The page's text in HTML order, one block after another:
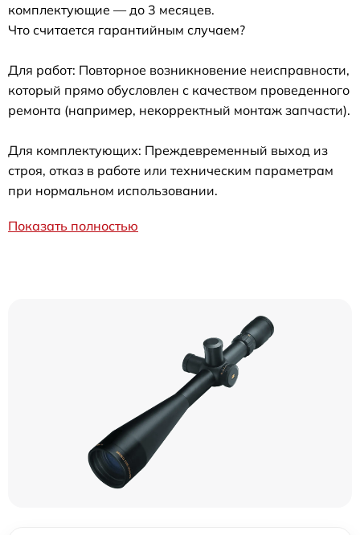
комплектующие — до 3 месяцев.
Что считается гарантийным случаем?
Для работ: Повторное возникновение неисправности,
который прямо обусловлен с качеством проведенного
ремонта (например, некорректный монтаж запчасти).
Для комплектующих: Преждевременный выход из
строя, отказ в работе или техническим параметрам
при нормальном использовании.
Показать полностью